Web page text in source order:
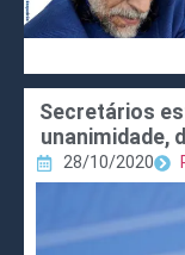
Secretários
unanimidade,
28/10/2020